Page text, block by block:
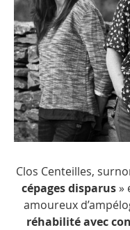
Clos Centeilles,
cépages disparus»
amoureux
réhabilité avec